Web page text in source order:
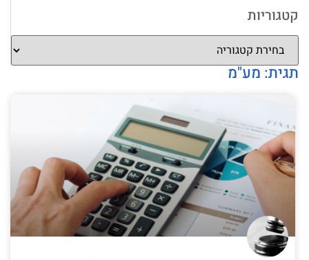
קטגוריות
תגית: מע"מ